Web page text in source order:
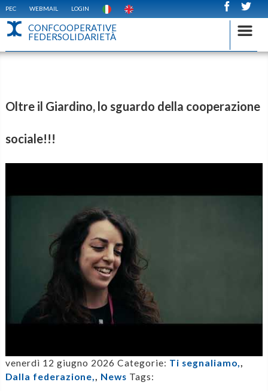
PEC WEBMAIL LOGIN
CONFCOOPERATIVE
FEDERSOLIDARIETÀ
Oltre il Giardino, lo sguardo della cooperazione
sociale!!!
venerdì 12 giugno 2026 Categorie: Ti segnaliamo,,
Dalla federazione,, News Tags: